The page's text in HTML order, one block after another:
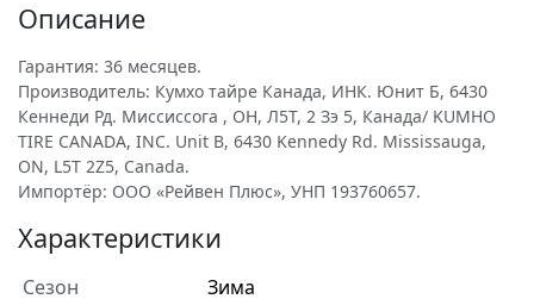
Описание
Гарантия: 36 месяцев.
Производитель: Кумхо тайре Канада, ИНК. Юнит Б, 6430
Кеннеди Рд. Миссиссога , ОН, Л5Т, 2 Зэ 5, Канада/ KUMHO
TIRE CANADA, INC. Unit B, 6430 Kennedy Rd. Mississauga,
ON, L5T 2Z5, Canada.
Импортёр: ООО «Рейвен Плюс», УНП 193760657.
Характеристики
Сезон
Зима